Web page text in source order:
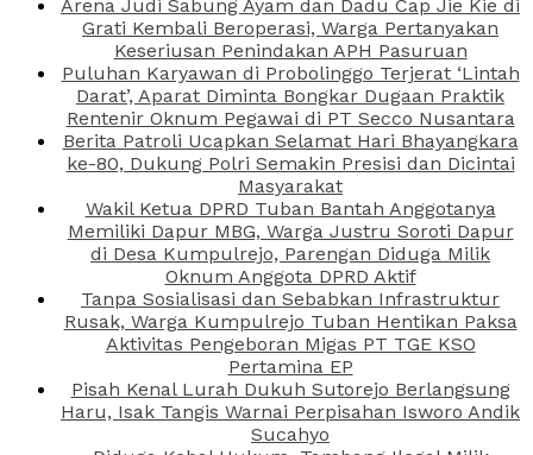
Arena Judi Sabung Ayam dan Dadu Cap Jie Kie di
Grati Kembali Beroperasi, Warga Pertanyakan
Keseriusan Penindakan APH Pasuruan
Puluhan Karyawan di Probolinggo Terjerat ‘Lintah
Darat’, Aparat Diminta Bongkar Dugaan Praktik
Rentenir Oknum Pegawai di PT Secco Nusantara
Berita Patroli Ucapkan Selamat Hari Bhayangkara
ke-80, Dukung Polri Semakin Presisi dan Dicintai
Masyarakat
Wakil Ketua DPRD Tuban Bantah Anggotanya
Memiliki Dapur MBG, Warga Justru Soroti Dapur
di Desa Kumpulrejo, Parengan Diduga Milik
Oknum Anggota DPRD Aktif
Tanpa Sosialisasi dan Sebabkan Infrastruktur
Rusak, Warga Kumpulrejo Tuban Hentikan Paksa
Aktivitas Pengeboran Migas PT TGE KSO
Pertamina EP
Pisah Kenal Lurah Dukuh Sutorejo Berlangsung
Haru, Isak Tangis Warnai Perpisahan Isworo Andik
Sucahyo